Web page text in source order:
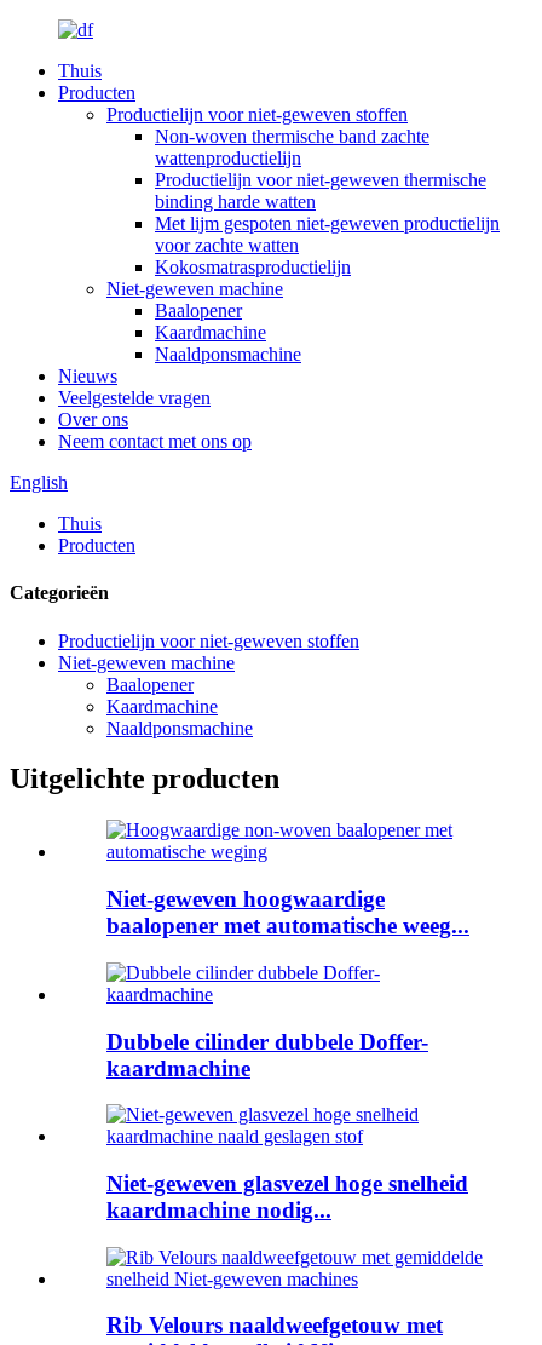
Thuis
Producten
Productielijn voor niet-geweven stoffen
Non-woven thermische band zachte
wattenproductielijn
Productielijn voor niet-geweven thermische
binding harde watten
Met lijm gespoten niet-geweven productielijn
voor zachte watten
Kokosmatrasproductielijn
Niet-geweven machine
Baalopener
Kaardmachine
Naaldponsmachine
Nieuws
Veelgestelde vragen
Over ons
Neem contact met ons op
English
Thuis
Producten
Categorieën
Productielijn voor niet-geweven stoffen
Niet-geweven machine
Baalopener
Kaardmachine
Naaldponsmachine
Uitgelichte producten
Niet-geweven hoogwaardige
baalopener met automatische weeg...
Dubbele cilinder dubbele Doffer-
kaardmachine
Niet-geweven glasvezel hoge snelheid
kaardmachine nodig...
Rib Velours naaldweefgetouw met